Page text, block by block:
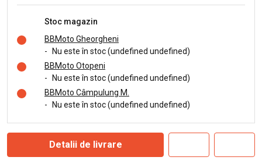
Stoc magazin
BBMoto Gheorgheni
-
Nu este în stoc (undefined undefined)
BBMoto Otopeni
-
Nu este în stoc (undefined undefined)
BBMoto Câmpulung M.
-
Nu este în stoc (undefined undefined)
Detalii de livrare